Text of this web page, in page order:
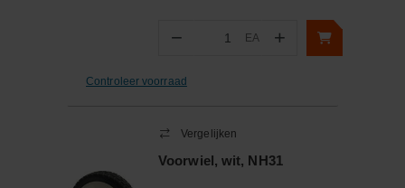
− Aantal
EA +
Controleer voorraad
Vergelijken
Voorwiel, wit, NH31